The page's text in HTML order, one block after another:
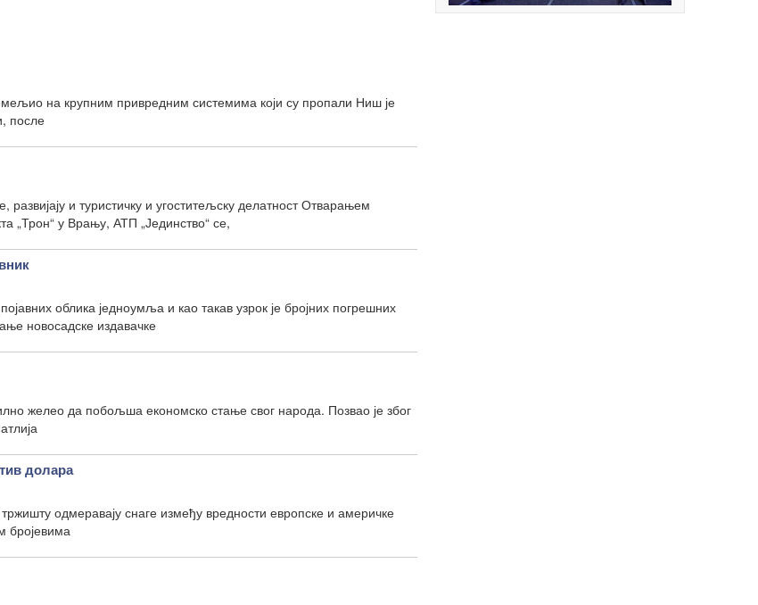
на крупним привредним системима који су пропали Ниш је
после
и туристичку и угоститељску делатност Отварањем
„Трон“ у Врању, АТП „Јединство“ се,
облика једноумља и као такав узрок је бројних погрешних
новосадске издавачке
желео да побољша економско стање свог народа. Позвао је због
долара
одмеравају снаге између вредности европске и америчке
бројевима